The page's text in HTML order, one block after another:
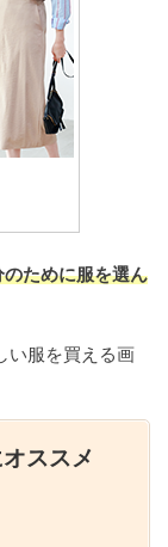
形に残した
味方アプリ
ルケア」
ために服を選ん
い服を買える画
ススメ